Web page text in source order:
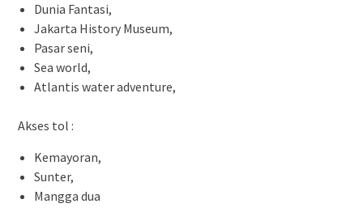
Dunia Fantasi,
Jakarta History Museum,
Pasar seni,
Sea world,
Atlantis water adventure,
Akses tol :
Kemayoran,
Sunter,
Mangga dua